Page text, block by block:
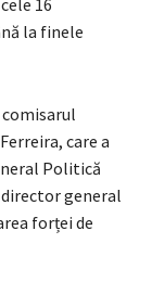
la finele
care a
Politică
director general
forței de